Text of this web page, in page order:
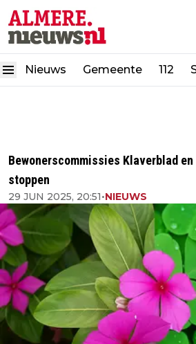
Nieuws Gemeente 112
Bewonerscommissies Klaverblad
stoppen
29 JUN 2025, 20:51•NIEUWS